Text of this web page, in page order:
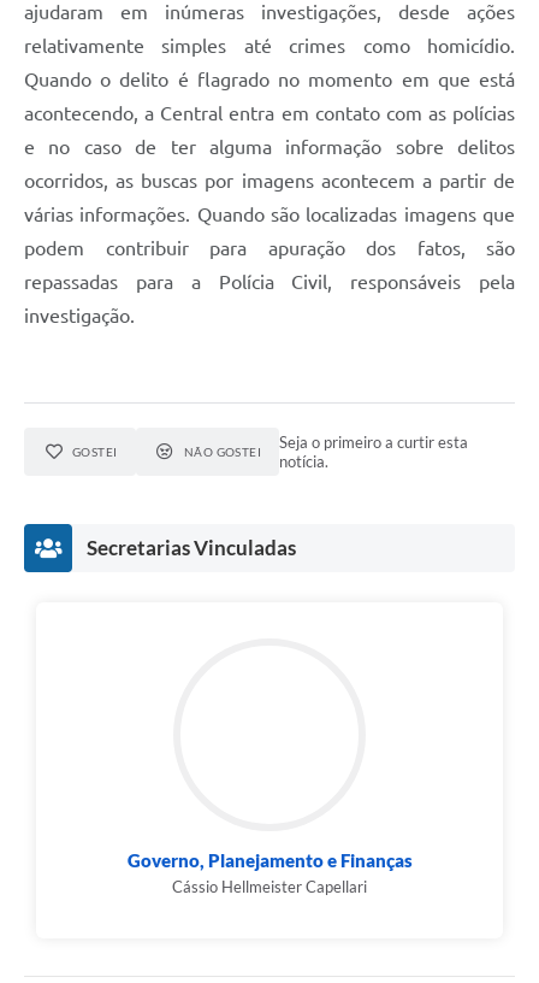
ajudaram em inúmeras investigações, desde ações
relativamente simples até crimes como homicídio.
Quando o delito é flagrado no momento em que está
acontecendo, a Central entra em contato com as polícias
e no caso de ter alguma informação sobre delitos
ocorridos, as buscas por imagens acontecem a partir de
várias informações. Quando são localizadas imagens que
podem contribuir para apuração dos fatos, são
repassadas para a Polícia Civil, responsáveis pela
investigação.
GOSTEI NÃO GOSTEI
Seja o primeiro a curtir esta
notícia.
Secretarias Vinculadas
Governo, Planejamento e Finanças
Cássio Hellmeister Capellari